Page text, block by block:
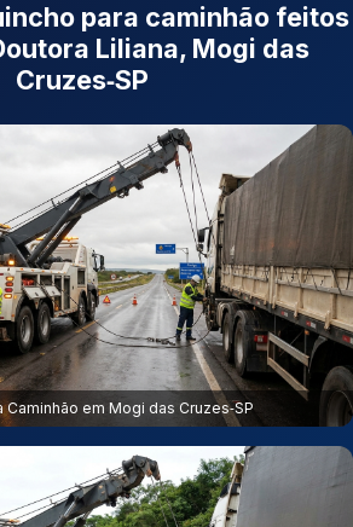
para caminhão feitos
Liliana, Mogi das
Cruzes‑SP
Caminhão em Mogi das Cruzes‑SP